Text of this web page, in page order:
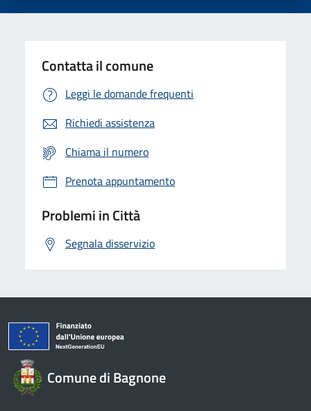
Contatta il comune
Leggi le domande frequenti
Richiedi assistenza
Chiama il numero
Prenota appuntamento
Problemi in Città
Segnala disservizio
Comune di Bagnone